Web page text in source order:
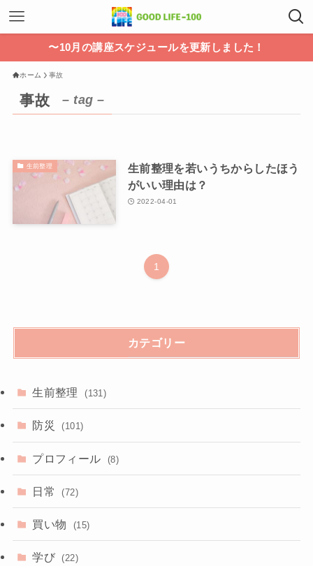
〜10月の講座スケジュールを更新しました！
ホーム 事故
事故 – tag –
生前整理
生前整理を若いうちからしたほう
がいい理由は？
2022-04-01
1
カテゴリー
生前整理 (131)
防災 (101)
プロフィール (8)
日常 (72)
買い物 (15)
学び (22)